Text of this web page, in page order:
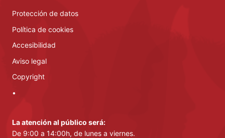
Protección de datos
Política de cookies
Accesibilidad
Aviso legal
Copyright
•
La atención al público será:
De 9:00 a 14:00h, de lunes a viernes.